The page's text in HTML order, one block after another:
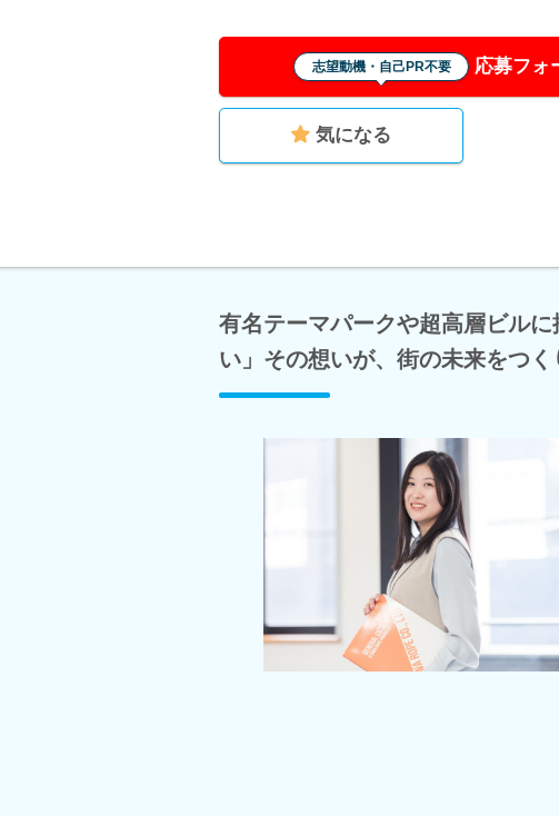
志望動機・自己PR不要 応募フォ
気になる
有名テーマパークや超高層ビル
い」その想いが、街の未来をつく